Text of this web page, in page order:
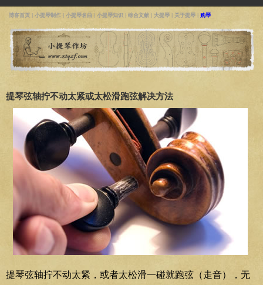
博客首页 小提琴制作 小提琴名曲 小提琴知识 综合文献 大提琴 关于提琴 购琴
提琴弦轴拧不动太紧或太松滑跑弦解决方法
提琴弦轴拧不动太紧，或者太松滑一碰就跑弦（走音），无